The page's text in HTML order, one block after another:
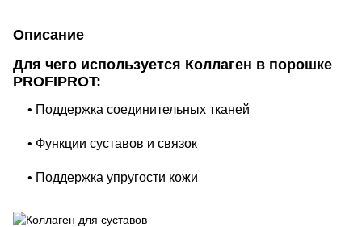
Описание
Для чего используется Коллаген в порошке
PROFIPROT:
• Поддержка соединительных тканей
• Функции суставов и связок
• Поддержка упругости кожи